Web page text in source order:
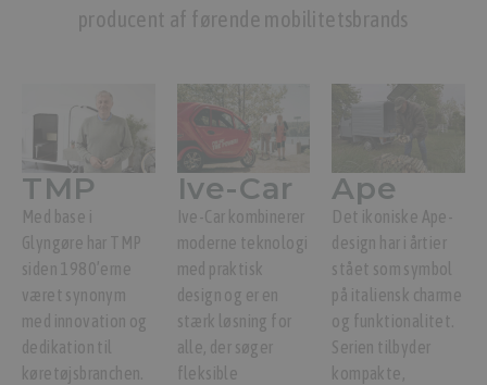
producent af førende mobilitetsbrands
TMP
Med base i
Glyngøre har TMP
siden 1980’erne
været synonym
med innovation og
dedikation til
køretøjsbranchen.
Ive-Car
Ive-Car kombinerer
moderne teknologi
med praktisk
design og er en
stærk løsning for
alle, der søger
fleksible
Ape
Det ikoniske Ape-
design har i årtier
stået som symbol
på italiensk charme
og funktionalitet.
Serien tilbyder
kompakte,